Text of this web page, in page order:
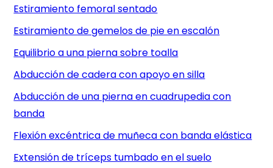
Estiramiento femoral sentado
Estiramiento de gemelos de pie en escalón
Equilibrio a una pierna sobre toalla
Abducción de cadera con apoyo en silla
Abducción de una pierna en cuadrupedia con
banda
Flexión excéntrica de muñeca con banda elástica
Extensión de tríceps tumbado en el suelo